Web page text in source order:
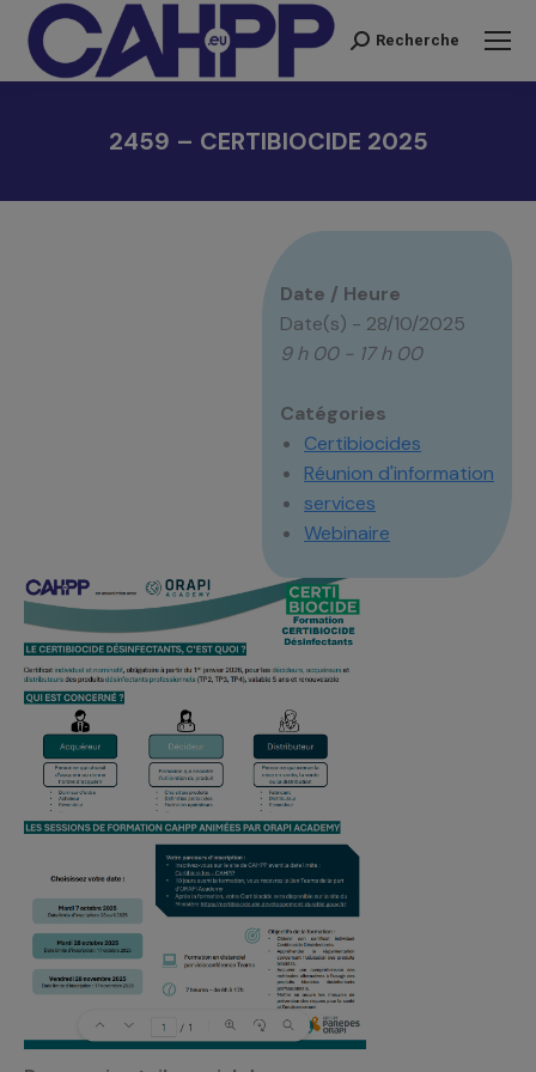
Recherche
Recherche
2459 – CERTIBIOCIDE 2025
Date / Heure
Date(s) - 28/10/2025
9 h 00 - 17 h 00
Catégories
Certibiocides
Réunion d'information
services
Webinaire